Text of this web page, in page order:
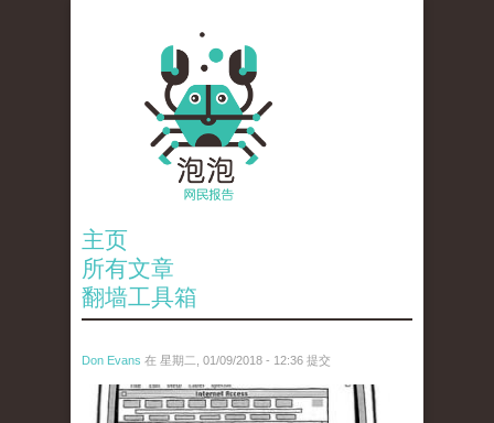
主页
所有文章
翻墙工具箱
Don Evans 在 星期二, 01/09/2018 - 12:36 提交
wechatimg866.jpeg